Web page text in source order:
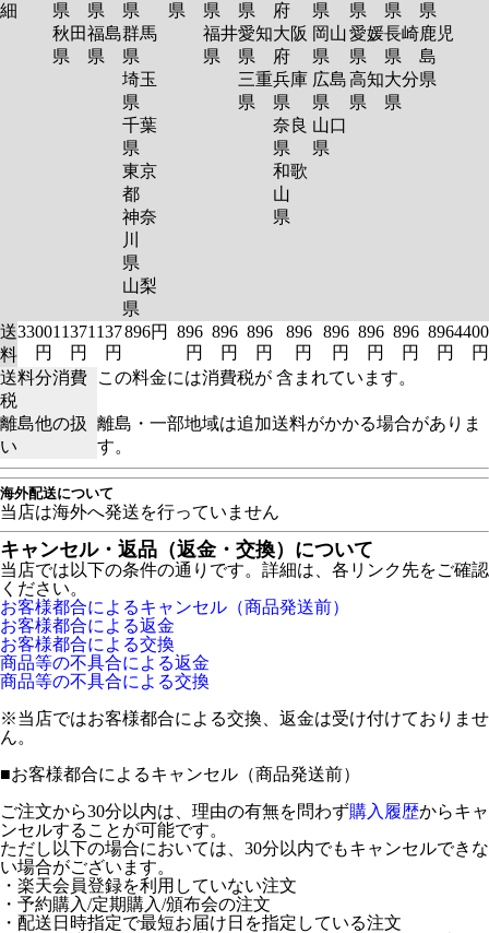
細
県
秋田
県
県
福島
県
県
群馬
県
埼玉
県
千葉
県
東京
都
神奈
川
県
山梨
県
県 県
福井
県
県
愛知
県
三重
県
府
大阪
府
兵庫
県
奈良
県
和歌
山
県
県
岡山
県
広島
県
山口
県
県
愛媛
県
高知
県
県
長崎
県
大分
県
県
鹿児
島
県
送
料
3300
円
1137
円
1137
円
896円
896
円
896
円
896
円
896
円
896
円
896
円
896
円
896
円
4400
円
送料分消費
税
この料金には消費税が 含まれています。
離島他の扱
い
離島・一部地域は追加送料がかかる場合がありま
す。
海外配送について
当店は海外へ発送を行っていません
キャンセル・返品（返金・交換）について
当店では以下の条件の通りです。詳細は、各リンク先をご確認
ください。
お客様都合によるキャンセル（商品発送前）
お客様都合による返金
お客様都合による交換
商品等の不具合による返金
商品等の不具合による交換
※当店ではお客様都合による交換、返金は受け付けておりませ
ん。
■お客様都合によるキャンセル（商品発送前）
ご注文から30分以内は、理由の有無を問わず購入履歴からキャ
ンセルすることが可能です。
ただし以下の場合においては、30分以内でもキャンセルできな
い場合がございます。
・楽天会員登録を利用していない注文
・予約購入/定期購入/頒布会の注文
・配送日時指定で最短お届け日を指定している注文